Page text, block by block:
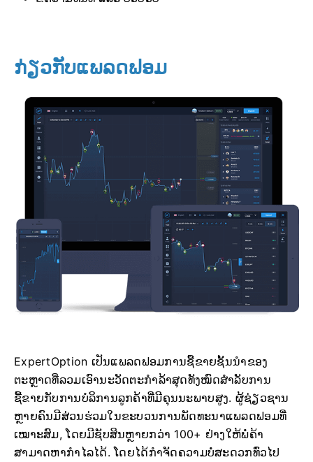
ກ່ຽວກັບແພລດຟອມ
ExpertOption ເປັນແພລດຟອມການຊື້ຂາຍຊັ້ນນໍາຂອງ
ຕະຫຼາດທີ່ລວມເອົານະວັດຕະກໍາລ້າສຸດທັງໝົດສໍາລັບການ
ຊື້ຂາຍກັບການບໍລິການລູກຄ້າທີ່ມີຄຸນນະພາບສູງ. ຜູ້ຊ່ຽວຊານ
ຫຼາຍຄົນມີສ່ວນຮ່ວມໃນຂະບວນການພັດທະນາແພລດຟອມທີ່
ເໝາະສົມ, ໂດຍມີຊັບສິນຫຼາຍກວ່າ 100+ ຢ່າງໃຫ້ພໍ່ຄ້າ
ສາມາດຫາກໍາໄລໄດ້. ໂດຍໄດ້ກໍາຈັດຄວາມບໍ່ສະດວກທົ່ວໄປ